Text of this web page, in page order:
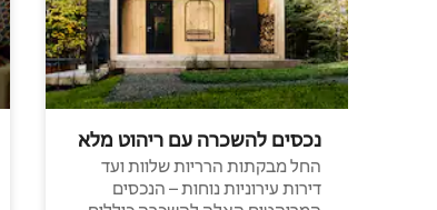
נכסים להשכרה עם ריהוט מלא
החל מבקתות הרריות שלוות ועד
דירות עירוניות נוחות – הנכסים